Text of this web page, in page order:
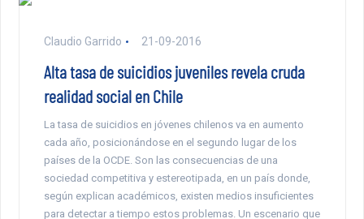
Claudio Garrido 21-09-2016
Alta tasa de suicidios juveniles revela cruda
realidad social en Chile
La tasa de suicidios en jóvenes chilenos va en aumento
cada año, posicionándose en el segundo lugar de los
países de la OCDE. Son las consecuencias de una
sociedad competitiva y estereotipada, en un país donde,
según explican académicos, existen medios insuficientes
para detectar a tiempo estos problemas. Un escenario que